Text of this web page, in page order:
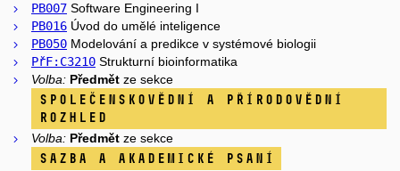
PB007 Software Engineering I
PB016 Úvod do umělé inteligence
PB050 Modelování a predikce v systémové biologii
PřF:C3210 Strukturní bioinformatika
Volba: Předmět ze sekce
Společenskovědní a přírodovědní
rozhled
Volba: Předmět ze sekce
Sazba a akademické psaní